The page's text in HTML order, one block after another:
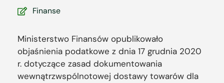
Finanse
Ministerstwo Finansów opublikowało
objaśnienia podatkowe z dnia 17 grudnia 2020
r. dotyczące zasad dokumentowania
wewnątrzwspólnotowej dostawy towarów dla